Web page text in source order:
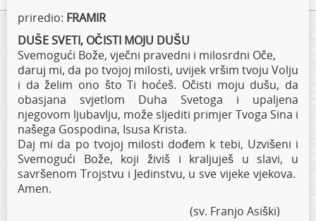
priredio: FRAMIR
DUŠE SVETI, OČISTI MOJU DUŠU
Svemogući Bože, vječni pravedni i milosrdni Oče,
daruj mi, da po tvojoj milosti, uvijek vršim tvoju Volju
i da želim ono što Ti hoćeš. Očisti moju dušu, da
obasjana svjetlom Duha Svetoga i upaljena
njegovom ljubavlju, može sljediti primjer Tvoga Sina i
našega Gospodina, Isusa Krista.
Daj mi da po tvojoj milosti dođem k tebi, Uzvišeni i
Svemogući Bože, koji živiš i kraljuješ u slavi, u
savršenom Trojstvu i Jedinstvu, u sve vijeke vjekova.
Amen.
(sv. Franjo Asiški)